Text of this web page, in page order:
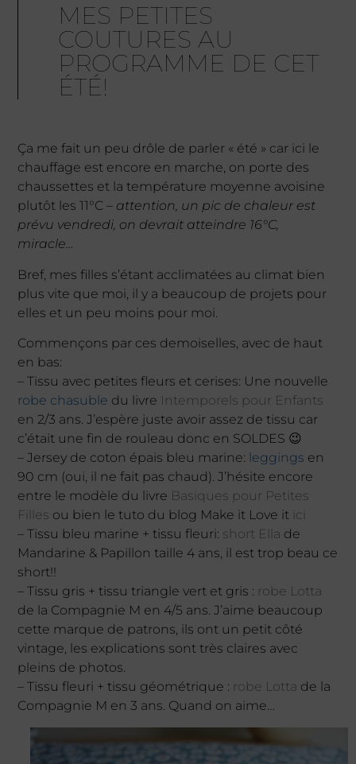
MES PETITES
COUTURES AU
PROGRAMME DE CET
ÉTÉ!
Ça me fait un peu drôle de parler « été » car ici le
chauffage est encore en marche, on porte des
chaussettes et la température moyenne avoisine
plutôt les 11°C– attention, un pic de chaleur est
prévu vendredi, on devrait atteindre 16°C,
miracle…
Bref, mes filles s’étant acclimatées au climat bien
plus vite que moi, il y a beaucoup de projets pour
elles et un peu moins pour moi.
Commençons par ces demoiselles, avec de haut
en bas:
– Tissu avec petites fleurs et cerises: Une nouvelle
robe chasuble du livre Intemporels pour Enfants
en 2/3 ans. J’espère juste avoir assez de tissu car
c’était une fin de rouleau donc en SOLDES 😉
– Jersey de coton épais bleu marine: leggings en
90 cm (oui, il ne fait pas chaud). J’hésite encore
entre le modèle du livre Basiques pour Petites
Filles ou bien le tuto du blog Make it Love it ici
– Tissu bleu marine + tissu fleuri: short Ella de
Mandarine & Papillon taille 4 ans, il est trop beau ce
short!!
– Tissu gris + tissu triangle vert et gris : robe Lotta
de la Compagnie M en 4/5 ans. J’aime beaucoup
cette marque de patrons, ils ont un petit côté
vintage, les explications sont très claires avec
pleins de photos.
– Tissu fleuri + tissu géométrique : robe Lotta de la
Compagnie M en 3 ans. Quand on aime…